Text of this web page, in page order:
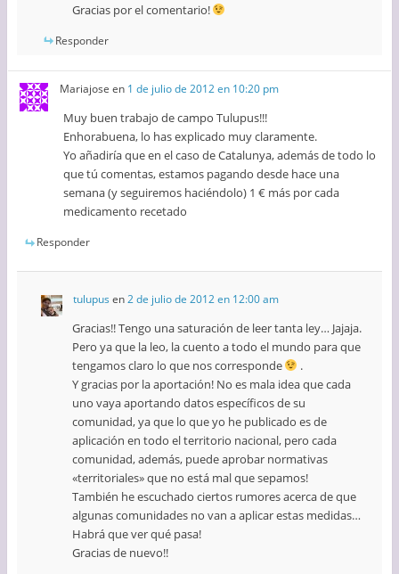
Gracias por el comentario!
Responder
Mariajose en 1 de julio de 2012 en 10:20 pm
Muy buen trabajo de campo Tulupus!!!
Enhorabuena, lo has explicado muy claramente.
Yo añadiría que en el caso de Catalunya, además de todo lo
que tú comentas, estamos pagando desde hace una
semana (y seguiremos haciéndolo) 1 € más por cada
medicamento recetado
Responder
tulupus en2 de julio de 2012 en 12:00 am
Gracias!! Tengo una saturación de leer tanta ley… Jajaja.
Pero ya que la leo, la cuento a todo el mundo para que
tengamos claro lo que nos corresponde
.
Y gracias por la aportación! No es mala idea que cada
uno vaya aportando datos específicos de su
comunidad, ya que lo que yo he publicado es de
aplicación en todo el territorio nacional, pero cada
comunidad, además, puede aprobar normativas
«territoriales» que no está mal que sepamos!
También he escuchado ciertos rumores acerca de que
algunas comunidades no van a aplicar estas medidas…
Habrá que ver qué pasa!
Gracias de nuevo!!